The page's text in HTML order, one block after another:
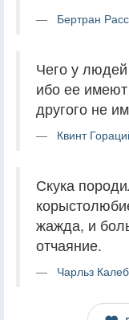
Бертран
Чего у
ибо ее
другого не
Квинт
Скука
жажда, и
отчаяние.
Чарльз